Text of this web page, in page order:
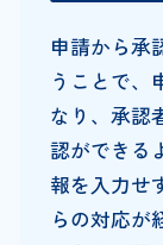
申請から承
うことで、
なり、承認
認ができる
報を入力せ
らの対応が